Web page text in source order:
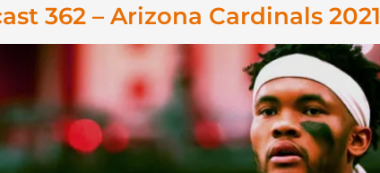
362 – Arizona Cardinals 2021